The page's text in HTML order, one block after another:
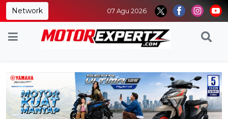
Network 07 Agu 2026